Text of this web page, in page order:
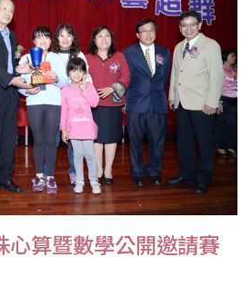
心算暨數學公開邀請賽